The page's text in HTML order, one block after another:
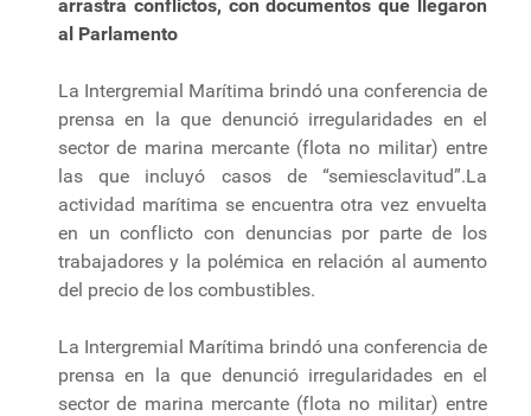
arrastra conflictos, con documentos que llegaron
al Parlamento
La Intergremial Marítima brindó una conferencia de
prensa en la que denunció irregularidades en el
sector de marina mercante (flota no militar) entre
las que incluyó casos de “semiesclavitud”.La
actividad marítima se encuentra otra vez envuelta
en un conflicto con denuncias por parte de los
trabajadores y la polémica en relación al aumento
del precio de los combustibles.
La Intergremial Marítima brindó una conferencia de
prensa en la que denunció irregularidades en el
sector de marina mercante (flota no militar) entre